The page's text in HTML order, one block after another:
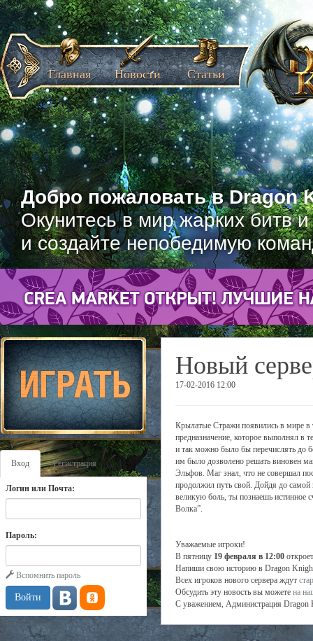
Добро пожаловать в Dragon
Окунитесь в мир жарких битв
и создайте непобедимую
Главная Новости Статьи
Вход Регистрация
Логин или Почта:
Пароль:
Вспомнить пароль
Новый
17-02-2016 12:00
Крылатые Стражи появились в мире в
предназначение, которое выполнял в
и так можно было бы перечислять до
им было дозволено решать виновен
Эльфов. Маг знал, что не совершал
продолжил путь свой. Дойдя до
великую боль, ты познаешь истинное
Волка”.
Уважаемые игроки!
В пятницу 19 февраля в 12:00
Напиши свою историю в Dragon
Всех игроков нового сервера ждут
Обсудить эту новость вы можете на
С уважением, Администрация Dragon